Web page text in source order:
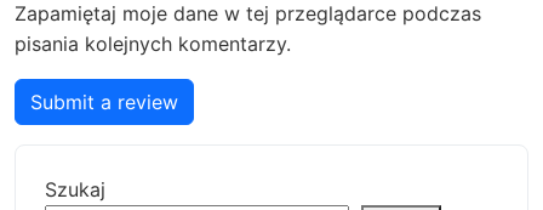
Zapamiętaj moje dane w tej przeglądarce podczas
pisania kolejnych komentarzy.
Submit a review
Szukaj